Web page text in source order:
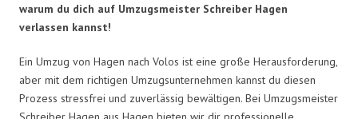
warum du dich auf Umzugsmeister Schreiber Hagen
verlassen kannst!
Ein Umzug von Hagen nach Volos ist eine große Herausforderung,
aber mit dem richtigen Umzugsunternehmen kannst du diesen
Prozess stressfrei und zuverlässig bewältigen. Bei Umzugsmeister